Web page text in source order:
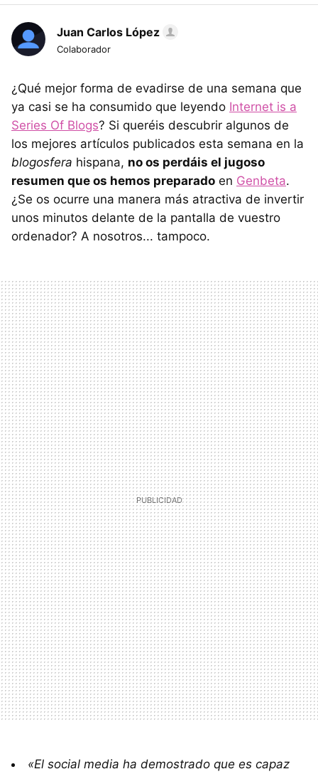
Juan Carlos López
Colaborador
¿Qué mejor forma de evadirse de una semana que
ya casi se ha consumido que leyendo Internet is a
Series Of Blogs? Si queréis descubrir algunos de
los mejores artículos publicados esta semana en la
blogosfera hispana, no os perdáis el jugoso
resumen que os hemos preparado en Genbeta.
¿Se os ocurre una manera más atractiva de invertir
unos minutos delante de la pantalla de vuestro
ordenador? A nosotros... tampoco.
«El social media ha demostrado que es capaz